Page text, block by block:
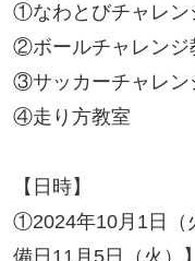
①なわとびチャレン
②ボールチャレンジ
③サッカーチャレン
④走り方教室
【日時】
①2024年10月1日（